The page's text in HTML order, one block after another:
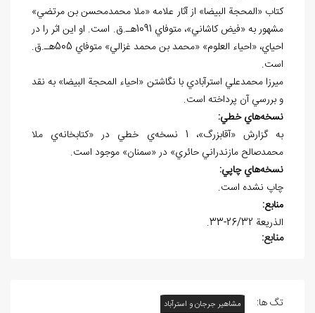
کتاب «المحجة البيضا» از آثار علامه «ملا محمدمحسن بن مرتضي»
مشهور به «فيض کاشاني»، متوفاي 1091هـ.ق. است. او اين اثر را در
احياي، «احياء العلوم» «محمد بن محمد غزالي» متوفاي 505هـ.ق.
است.
ميرزا محمدعلي استرآبادي با نگاشتن «احياء المحجة البيضا» به نقد
و بررسي آن پرداخته است.
نسخههاي خطي:
به گزارش «آقابزرگ»، 1 نسخه‌ي خطي در «کتابخانه‌ي ملا
محمدصالح مازندراني حائري» در «سمنان» موجود است.
نسخههاي چاپي:
چاپ نشده است.
منابع:
الذريعة 26/32-33.
منابع:
تگ ها:
مشاهیر جرجان و استرآباد